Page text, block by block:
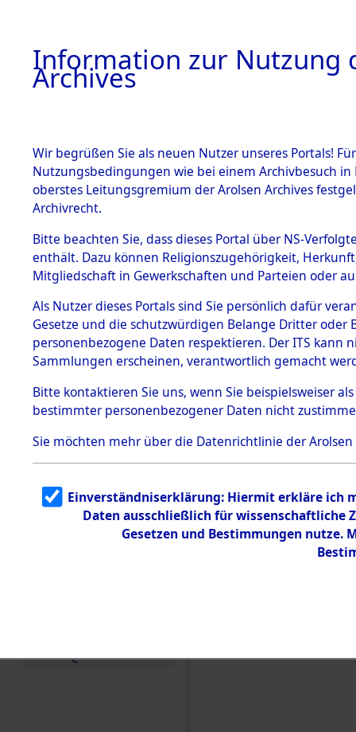
BESTÄNDE
1.
mente
5. Verschiedenes
5.3
Todesmärsche
5.3.1 Alliierte
Erhebungen
zu
Todesmärsch
en
5.3.2
g
5.3.3
Todesmärsch
e
Düren→
Information zur Nutzung
Archives
Wir begrüßen Sie als neuen Nutzer unseres Portals!
Nutzungsbedingungen wie bei einem Archivbesuch
oberstes Leitungsgremium der Arolsen Archives
Archivrecht.
Bitte beachten Sie, dass dieses Portal über NS-
enthält. Dazu können Religionszugehörigkeit,
Mitgliedschaft in Gewerkschaften und Parteien oder
Als Nutzer dieses Portals sind Sie persönlich dafür
Gesetze und die schutzwürdigen Belange Dritter
personenbezogene Daten respektieren. Der ITS
Sammlungen erscheinen, verantwortlich gemacht
Bitte kontaktieren Sie uns, wenn Sie beispielsweiser
bestimmter personenbezogener Daten nicht
Sie möchten mehr über die Datenrichtlinie der Arolsen
Einverständniserklärung: Hiermit erkläre ich
Daten ausschließlich für wissenschaftliche
Gesetzen und Bestimmungen nutze.